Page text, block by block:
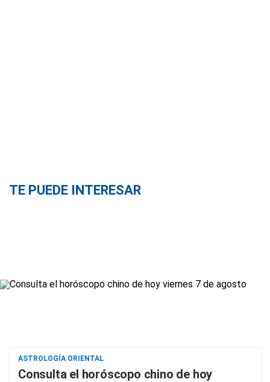
TE PUEDE INTERESAR
ASTROLOGÍA ORIENTAL
Consulta el horóscopo chino de hoy